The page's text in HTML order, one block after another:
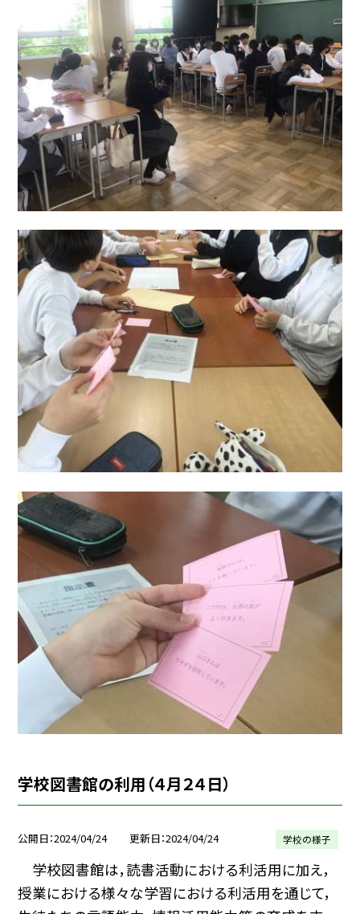
学校図書館の利用（４月２４日）
公開日 2024/04/24 更新日 2024/04/24 学校の様子
学校図書館は，読書活動における利活用に加え，
授業における様々な学習における利活用を通じて，